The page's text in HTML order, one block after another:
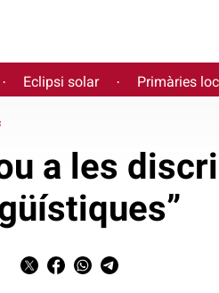
· Eclipsi solar · Primàries
a les